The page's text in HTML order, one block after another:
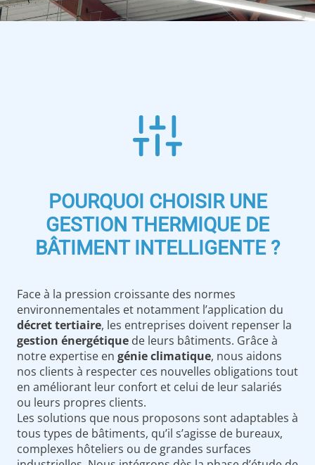
POURQUOI CHOISIR UNE
GESTION THERMIQUE DE
BÂTIMENT INTELLIGENTE ?
Face à la pression croissante des normes
environnementales et notamment l’application du
décret tertiaire, les entreprises doivent repenser la
gestion énergétique de leurs bâtiments. Grâce à
notre expertise en génie climatique, nous aidons
nos clients à respecter ces nouvelles obligations tout
en améliorant leur confort et celui de leur salariés
ou leurs propres clients.
Les solutions que nous proposons sont adaptables à
tous types de bâtiments, qu’il s’agisse de bureaux,
complexes hôteliers ou de grandes surfaces